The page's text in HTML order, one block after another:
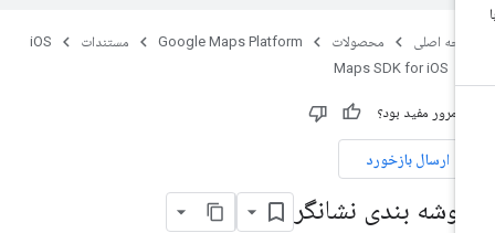
اصلی محصولات Google Maps Platform مستندات
iOS
Maps SDK for iOS
مرور مفید بود؟
ارسال بازخورد
بندی نشانگر